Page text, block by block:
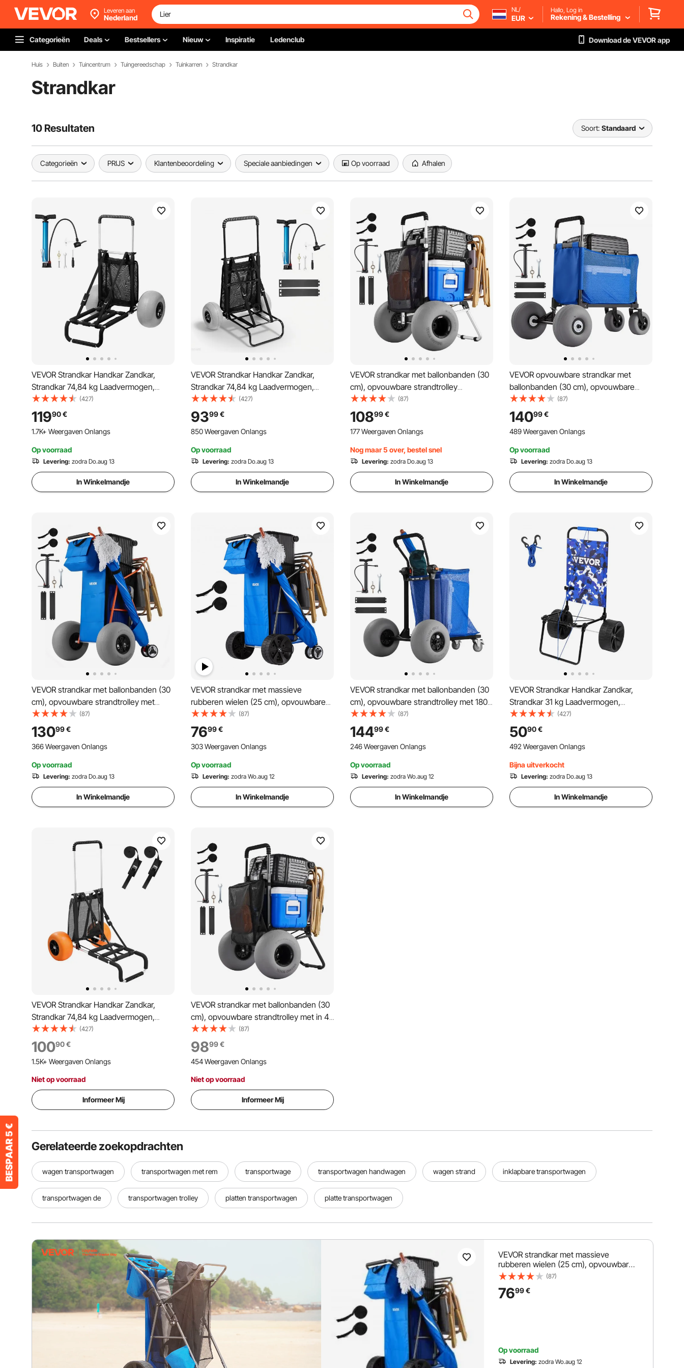
Leveren aan
Nederland
NL/
EUR
Hallo, Log in
Rekening & Bestelling
Categorieën Deals Bestsellers Nieuw Inspiratie Ledenclub Download de VEVOR app
Huis Buiten Tuincentrum Tuingereedschap Tuinkarren Strandkar
Strandkar
10 Resultaten Soort: Standaard
Categorieën PRIJS Klantenbeoordeling Speciale aanbiedingen Op voorraad Afhalen
VEVOR Strandkar Handkar Zandkar,
Strandkar 74,84 kg Laadvermogen,
Opvouwbare Zandkar Gemaakt van
Aluminium 685 tot 1135 mm Verstelbare
Hoogte, Robuuste Kar voor het Strand
(427)
11990€
1.7K+ Weergaven Onlangs
Op voorraad
Levering: zodra Do.aug 13
In Winkelmandje
VEVOR Strandkar Handkar Zandkar,
Strandkar 74,84 kg Laadvermogen,
Opvouwbare Stalen Zandkar 69 tot 114
cm Verstelbare Hoogte, Robuuste Kar
voor het Strand
(427)
9399€
850 Weergaven Onlangs
Op voorraad
Levering: zodra Do.aug 13
In Winkelmandje
VEVOR strandkar met ballonbanden (30
cm), opvouwbare strandtrolley
(aluminium frame) met in 4 standen
verstelbare handgreep van schuim,
handkar (draagvermogen 75 kg),
strandkar voor kamperen en vissen
(87)
10899€
177 Weergaven Onlangs
Nog maar 5 over, bestel snel
Levering: zodra Do.aug 13
In Winkelmandje
VEVOR opvouwbare strandkar met
ballonbanden (30 cm), opvouwbare
strandkar met in 4 standen verstelbare
schuimrubberen handgreep en pomp,
handkar (draagvermogen 75 kg),
strandkar ideaal voor kamperen, vissen
en tuinieren
(87)
14099€
489 Weergaven Onlangs
Op voorraad
Levering: zodra Do.aug 13
In Winkelmandje
VEVOR strandkar met ballonbanden (30
cm), opvouwbare strandtrolley met
geïsoleerde tas en parasolhouder,
handkar (draagvermogen 75 kg) voor
maximaal 4 strandstoelen, strandkar
ideaal voor kamperen en vissen
(87)
13099€
366 Weergaven Onlangs
Op voorraad
Levering: zodra Do.aug 13
In Winkelmandje
VEVOR strandkar met massieve
rubberen wielen (25 cm), opvouwbare
strandtrolley met geïsoleerde tas en
parasolhouder, handkar
(draagvermogen 75 kg) voor maximaal 4
strandstoelen, strandtrolley ideaal voor
kamperen en vissen
(87)
7699€
303 Weergaven Onlangs
Op voorraad
Levering: zodra Wo.aug 12
In Winkelmandje
VEVOR strandkar met ballonbanden (30
cm), opvouwbare strandtrolley met 180°
verstelbare handgreep, pomp en
aluminium frame, handkar
(draagvermogen 75 kg), strandkar ideaal
voor kamperen, vissen en tuinieren.
(87)
14499€
246 Weergaven Onlangs
Op voorraad
Levering: zodra Wo.aug 12
In Winkelmandje
VEVOR Strandkar Handkar Zandkar,
Strandkar 31 kg Laadvermogen,
Opvouwbare Zandkar Gemaakt van
Staal, 380 x 386 mm Handkar Robuuste
Kar voor de Stranduitrusting Kar
(427)
5090€
492 Weergaven Onlangs
Bijna uitverkocht
Levering: zodra Do.aug 13
In Winkelmandje
VEVOR Strandkar Handkar Zandkar,
Strandkar 74,84 kg Laadvermogen,
Opvouwbare Zandkar Gemaakt van
Aluminium 685-1135 mm Verstelbare
Hoogte, Kar voor het Strand 76 x 39 cm
Laadoppervlak
(427)
10090€
1.5K+ Weergaven Onlangs
Niet op voorraad
Informeer Mij
VEVOR strandkar met ballonbanden (30
cm), opvouwbare strandtrolley met in 4
standen verstelbare schuimrubberen
handgreep en pomp, handkar
(draagvermogen 75 kg), strandkar ideaal
voor kamperen en vissen
(87)
9899€
454 Weergaven Onlangs
Niet op voorraad
Informeer Mij
Gerelateerde zoekopdrachten
wagen transportwagen transportwagen met rem transportwage transportwagen handwagen wagen strand inklapbare transportwagen
transportwagen de transportwagen trolley platten transportwagen platte transportwagen
VEVOR strandkar met massieve
rubberen wielen (25 cm), opvouwbare
strandtrolley met geïsoleerde tas en
(draagvermogen 75 kg) voor maximaal
(87)
7699€
Op voorraad
Levering: zodra Wo.aug 12